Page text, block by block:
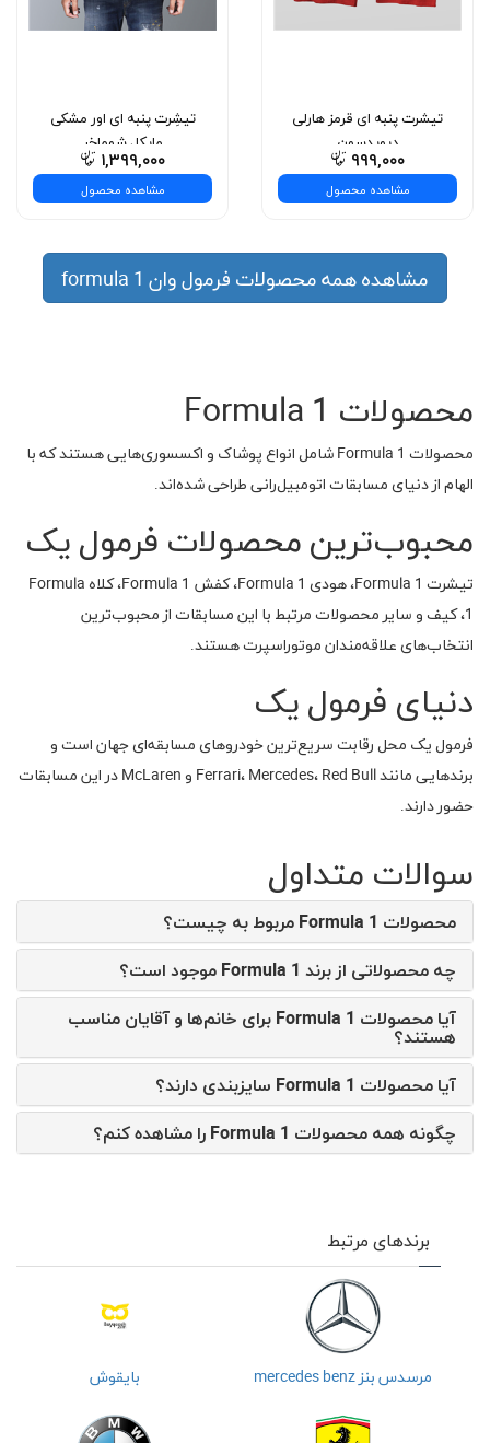
تیشِرت پنبه ای اور مشکی
مایکل شوماخر
۱,۳۹۹,۰۰۰
مشاهده محصول
تیشرت پنبه ای قرمز هارلی
دیویدسون
۹۹۹,۰۰۰
مشاهده محصول
مشاهده همه محصولات فرمول وان formula 1
محصولات Formula 1
محصولات Formula 1 شامل انواع پوشاک و اکسسوری‌هایی هستند که با
الهام از دنیای مسابقات اتومبیل‌رانی طراحی شده‌اند.
محبوب‌ترین محصولات فرمول یک
تیشرت Formula 1، هودی Formula 1، کفش Formula 1، کلاه Formula
1، کیف و سایر محصولات مرتبط با این مسابقات از محبوب‌ترین
انتخاب‌های علاقه‌مندان موتوراسپرت هستند.
دنیای فرمول یک
فرمول یک محل رقابت سریع‌ترین خودروهای مسابقه‌ای جهان است و
برندهایی مانند Ferrari، Mercedes، Red Bull و McLaren در این مسابقات
حضور دارند.
سوالات متداول
محصولات Formula 1 مربوط به چیست؟
چه محصولاتی از برند Formula 1 موجود است؟
آیا محصولات Formula 1 برای خانم‌ها و آقایان مناسب
هستند؟
آیا محصولات Formula 1 سایزبندی دارند؟
چگونه همه محصولات Formula 1 را مشاهده کنم؟
برندهای مرتبط
بایقوش مرسدس بنز mercedes benz